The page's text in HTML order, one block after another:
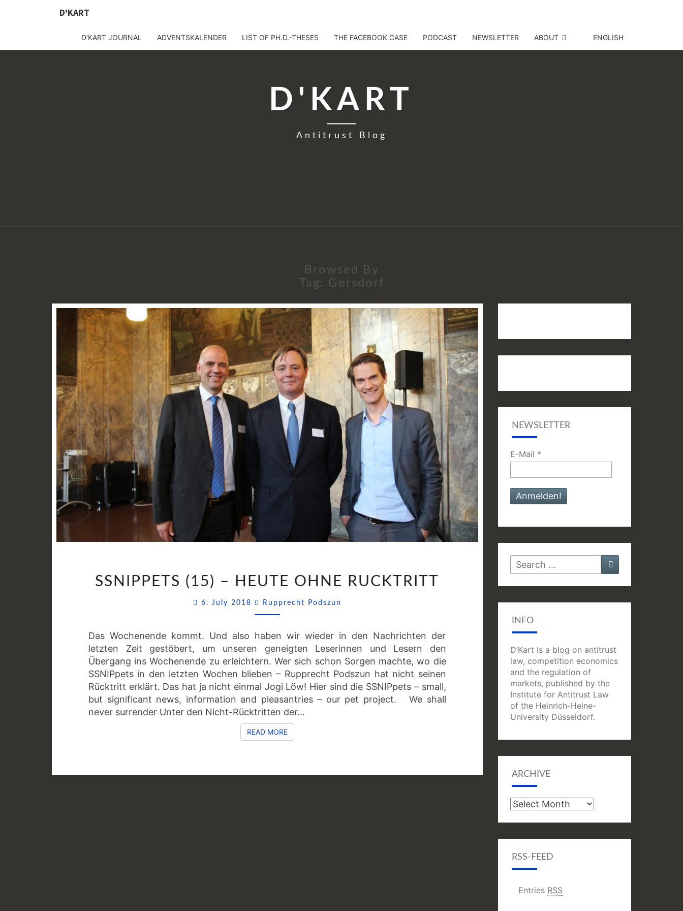
D'KART
D’KART JOURNAL ADVENTSKALENDER LIST OF PH.D.-THESES THE FACEBOOK CASE PODCAST NEWSLETTER ABOUT ENGLISH
D'KART
Antitrust Blog
Browsed By
Tag: Gersdorf
(15)
HEUTE
RÜCKTRITT
SSNIPPETS (15) – HEUTE OHNE RÜCKTRITT
6. July 2018 Rupprecht Podszun
Das Wochenende kommt. Und also haben wir wieder in den Nachrichten der
letzten Zeit gestöbert, um unseren geneigten Leserinnen und Lesern den
Übergang ins Wochenende zu erleichtern. Wer sich schon Sorgen machte, wo die
SSNIPpets in den letzten Wochen blieben – Rupprecht Podszun hat nicht seinen
Rücktritt erklärt. Das hat ja nicht einmal Jogi Löw! Hier sind die SSNIPpets – small,
but significant news, information and pleasantries – our pet project. We shall
never surrender Unter den Nicht-Rücktritten der…
READ MOREREAD MORE
NEWSLETTER
E-Mail *
Search
for:
Search
INFO
D’Kart is a blog on antitrust
law, competition economics
and the regulation of
markets, published by the
Institute for Antitrust Law
of the Heinrich-Heine-
University Düsseldorf.
ARCHIVE
Archive
RSS-FEED
Entries RSS